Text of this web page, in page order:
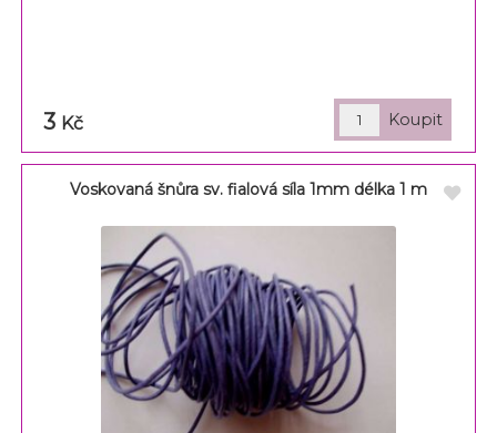
3 Kč
Voskovaná šnůra sv. fialová síla 1mm délka 1 m